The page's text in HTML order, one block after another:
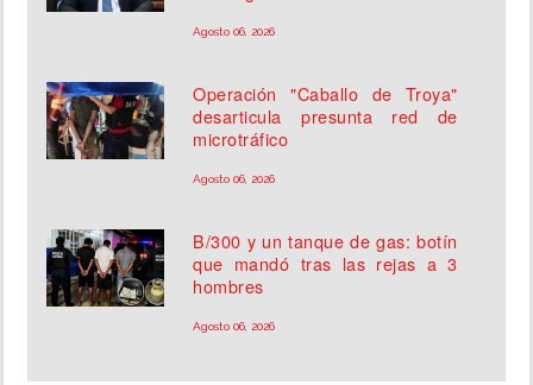
Agosto 06, 2026
Operación "Caballo de Troya"
desarticula presunta red de
microtráfico
Agosto 06, 2026
B/300 y un tanque de gas: botín
que mandó tras las rejas a 3
hombres
Agosto 06, 2026